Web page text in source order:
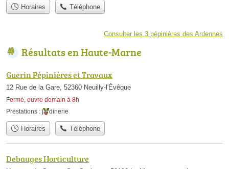
Horaires Téléphone
Consulter les 3 pépinières des Ardennes
Résultats en Haute-Marne
Guerin Pépinières et Travaux
12 Rue de la Gare, 52360 Neuilly-l'Évêque
Fermé, ouvre demain à 8h
Prestations : jardinerie
Horaires Téléphone
Debauges Horticulture